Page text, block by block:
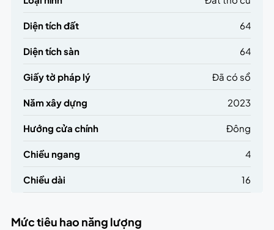
Diện tích đất 64
Diện tích sàn 64
Giấy tờ pháp lý Đã có sổ
Năm xây dựng 2023
Hướng cửa chính Đông
Chiều ngang 4
Chiều dài 16
Mức tiêu hao năng lượng